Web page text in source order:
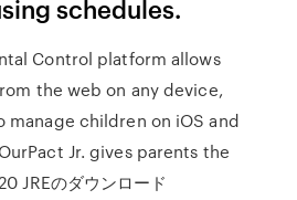
schedules.
Control platform allows
the web on any device,
manage children on iOS and
Jr. gives parents the
JREのダウンロード